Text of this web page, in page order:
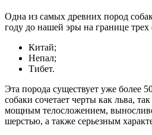
Одна из самых древних пород
году до нашей эры на границе трех
Китай;
Непал;
Тибет.
Эта порода существует уже более
собаки сочетает черты как льва,
мощным телосложением,
шерстью, а также серьезным